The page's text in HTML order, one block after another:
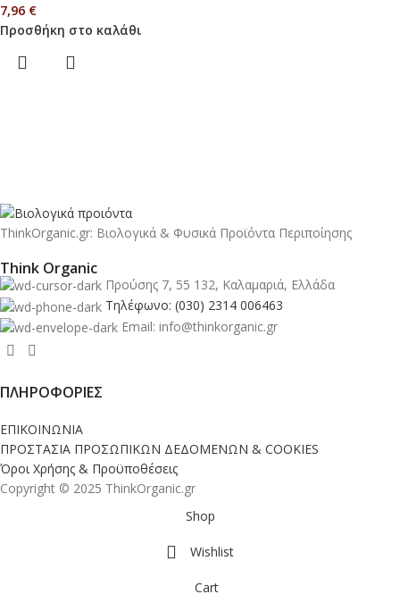
7,96 €
Προσθήκη στο καλάθι
ThinkOrganic.gr: Βιολογικά & Φυσικά Προϊόντα Περιποίησης
Think Organic
Προύσης 7, 55 132, Καλαμαριά, Ελλάδα
Τηλέφωνο: (030) 2314 006463
Email: info@thinkorganic.gr
ΠΛΗΡΟΦΟΡΙΕΣ
ΕΠΙΚΟΙΝΩΝΙΑ
ΠΡΟΣΤΑΣΙΑ ΠΡΟΣΩΠΙΚΩΝ ΔΕΔΟΜΕΝΩΝ & COOKIES
Όροι Χρήσης & Προϋποθέσεις
Copyright © 2025 ThinkOrganic.gr
Shop
Wishlist
Cart